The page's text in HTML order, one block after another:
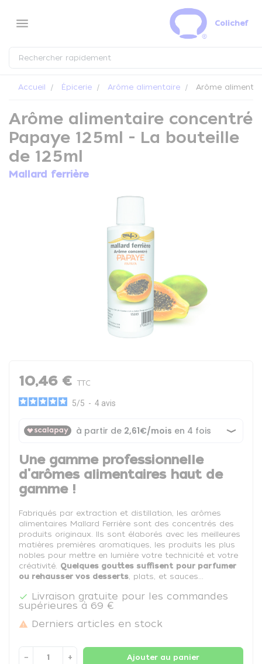
menu Colichef
Accueil Épicerie Arôme alimentaire Arôme
Arôme alimentaire concentré
Papaye 125ml - La bouteille
de 125ml
Mallard ferrière
10,46 € TTC
5/5 - 4 avis
Une gamme professionnelle
d'arômes alimentaires haut de
gamme !
Fabriqués par extraction et distillation, les arômes
alimentaires Mallard Ferrière sont des concentrés des
produits originaux. Ils sont élaborés avec les meilleures
matières premières aromatiques, les produits les plus
nobles pour mettre en lumière votre technicité et votre
créativité. Quelques gouttes suffisent pour parfumer
ou rehausser vos desserts, plats, et sauces...

Livraison gratuite pour les commandes
supérieures à 69 €
 Derniers articles en stock
− + Ajouter au panier